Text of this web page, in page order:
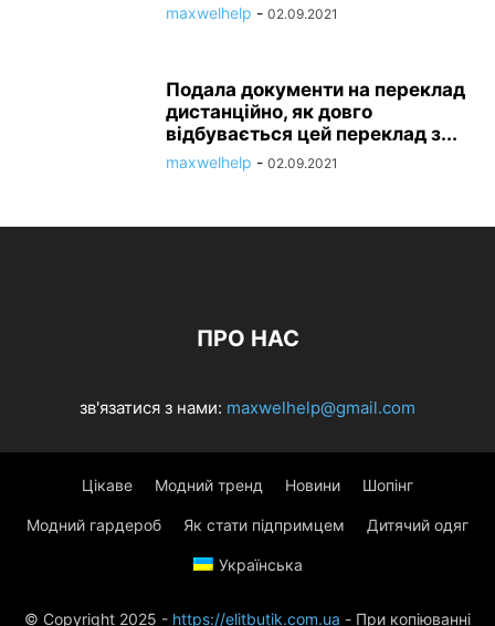
maxwelhelp - 02.09.2021
Подала документи на переклад
дистанційно, як довго
відбувається цей переклад з...
maxwelhelp - 02.09.2021
ПРО НАС
зв'язатися з нами: maxwelhelp@gmail.com
Цікаве Модний тренд Новини Шопінг
Модний гардероб Як стати підпримцем Дитячий одяг
Українська
© Copyright 2025 - https://elitbutik.com.ua - При копіюванні